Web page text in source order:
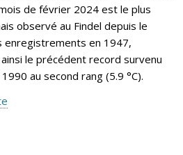
de février 2024 est le plus
observé au Findel depuis le
enregistrements en 1947,
le précédent record survenu
au second rang (5.9 °C).